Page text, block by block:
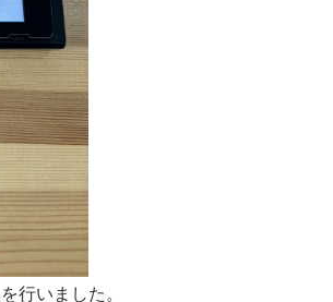
行いました。